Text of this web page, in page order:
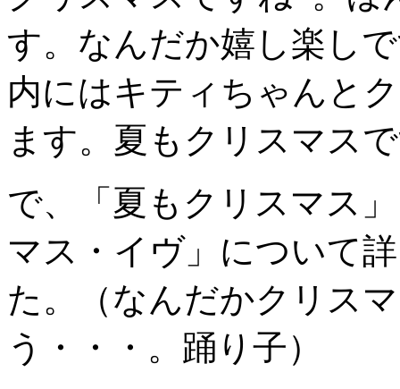
す。なんだか嬉し楽し
内にはキティちゃんと
ます。夏もクリスマス
で、「夏もクリスマス
マス・イヴ」について
た。（なんだかクリス
う・・・。踊り子）